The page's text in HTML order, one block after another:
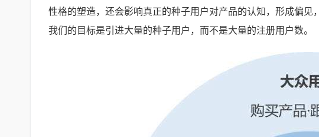
性格的塑造，还会影响真正的种子用户对产品的认知，形成偏见
我们的目标是引进大量的种子用户，而不是大量的注册用户数。